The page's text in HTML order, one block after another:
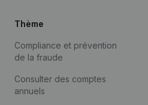
Thème
Compliance et prévention
de la fraude
Consulter des comptes
annuels